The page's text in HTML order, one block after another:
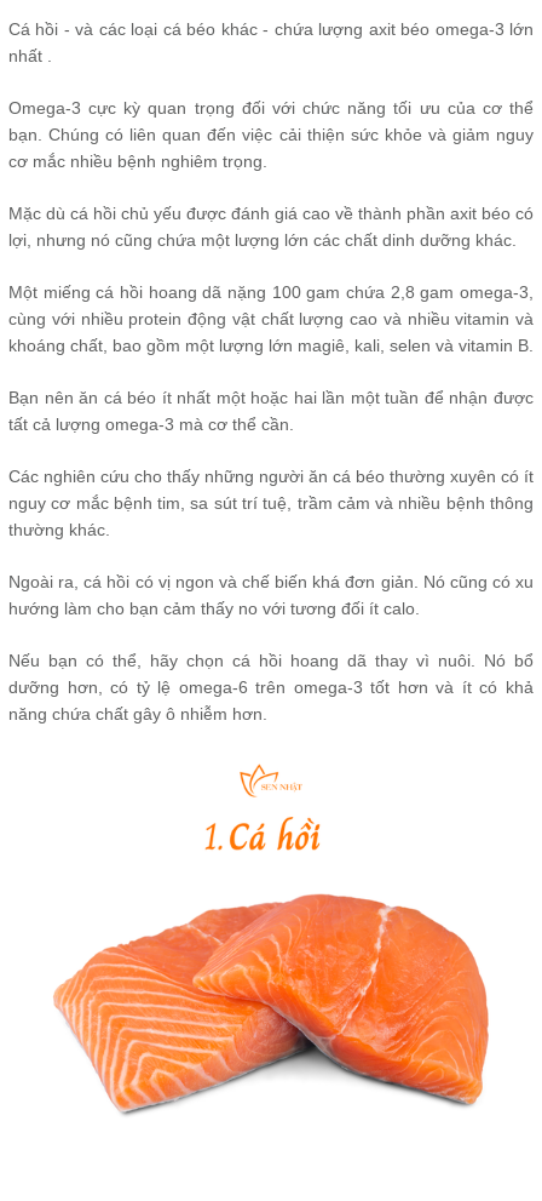
Cá hồi - và các loại cá béo khác - chứa lượng axit béo omega-3 lớn
nhất .
Omega-3 cực kỳ quan trọng đối với chức năng tối ưu của cơ thể
bạn. Chúng có liên quan đến việc cải thiện sức khỏe và giảm nguy
cơ mắc nhiều bệnh nghiêm trọng.
Mặc dù cá hồi chủ yếu được đánh giá cao về thành phần axit béo có
lợi, nhưng nó cũng chứa một lượng lớn các chất dinh dưỡng khác.
Một miếng cá hồi hoang dã nặng 100 gam chứa 2,8 gam omega-3,
cùng với nhiều protein động vật chất lượng cao và nhiều vitamin và
khoáng chất, bao gồm một lượng lớn magiê, kali, selen và vitamin B.
Bạn nên ăn cá béo ít nhất một hoặc hai lần một tuần để nhận được
tất cả lượng omega-3 mà cơ thể cần.
Các nghiên cứu cho thấy những người ăn cá béo thường xuyên có ít
nguy cơ mắc bệnh tim, sa sút trí tuệ, trầm cảm và nhiều bệnh thông
thường khác.
Ngoài ra, cá hồi có vị ngon và chế biến khá đơn giản. Nó cũng có xu
hướng làm cho bạn cảm thấy no với tương đối ít calo.
Nếu bạn có thể, hãy chọn cá hồi hoang dã thay vì nuôi. Nó bổ
dưỡng hơn, có tỷ lệ omega-6 trên omega-3 tốt hơn và ít có khả
năng chứa chất gây ô nhiễm hơn.